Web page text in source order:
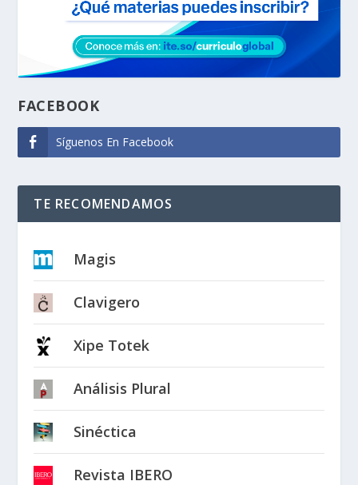
FACEBOOK
Síguenos En Facebook
TE RECOMENDAMOS
Magis
Clavigero
Xipe Totek
Análisis Plural
Sinéctica
Revista IBERO